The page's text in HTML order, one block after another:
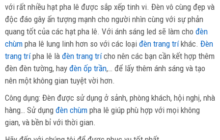
với rất nhiều hạt pha lê được sắp xếp tinh vi. Đèn vô cùng đẹp và
độc đáo gây ấn tượng mạnh cho người nhìn cùng với sự phản
quang tốt của các hạt pha lê. Với ánh sáng led sẽ làm cho đèn
chùm pha lê lung linh hơn so với các loại đèn trang tríkhác. Đèn
trang trípha lê là đèn trang trícho nên các bạn cần kết hợp thêm
đèn đèn tường, hay đèn ốp trần,… để lấy thêm ánh sáng và tạo
nên một không gian tuyệt vời hơn.
Công dụng: Đèn được sử dụng ở sảnh, phòng khách, hội nghị, nhà
hàng… Sử dụng đèn chùm pha lê giúp phù hợp với mọi không
gian, và bền bỉ với thời gian.